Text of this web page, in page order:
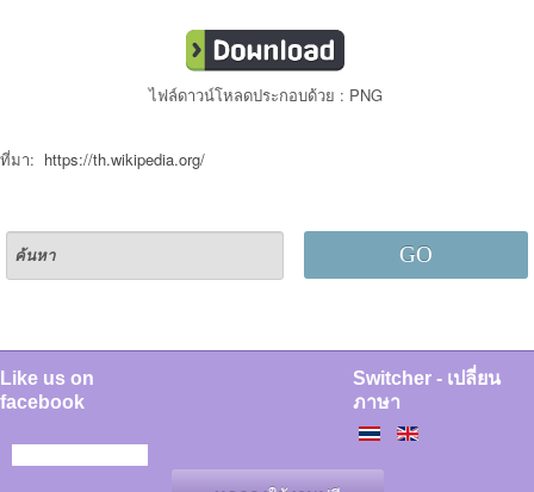
ไฟล์ดาวน์โหลดประกอบด้วย : PNG
ที่มา: https://th.wikipedia.org/
GO
Like us on
facebook
Switcher - เปลี่ยน
ภาษา